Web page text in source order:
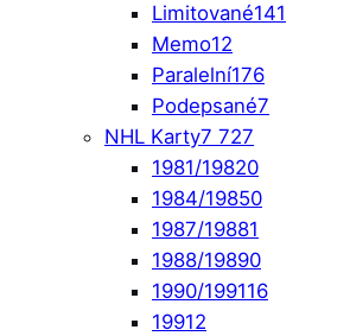
Limitované141
Memo12
Paralelní176
Podepsané7
NHL Karty7 727
1981/19820
1984/19850
1987/19881
1988/19890
1990/199116
19912